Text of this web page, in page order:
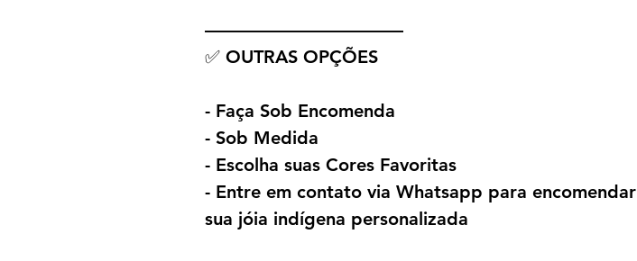
———————————
✅ OUTRAS OPÇÕES
- Faça Sob Encomenda
- Sob Medida
- Escolha suas Cores Favoritas
- Entre em contato via Whatsapp para encomendar
sua jóia indígena personalizada